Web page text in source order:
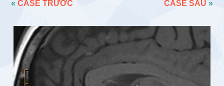
«CASE TRƯỚC CASE SAU »